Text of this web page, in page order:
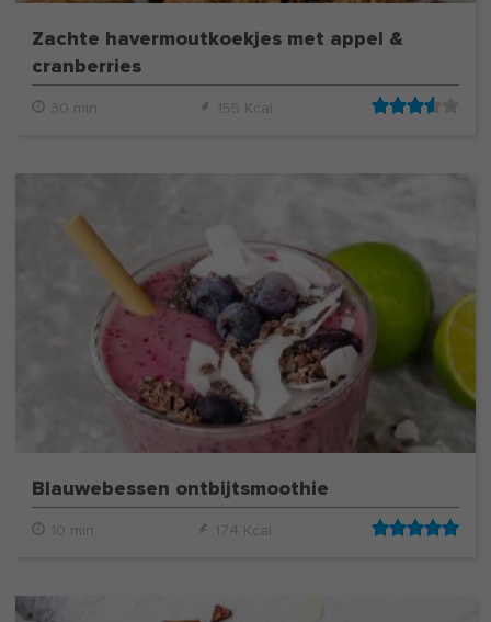
Zachte havermoutkoekjes met appel &
cranberries
30 min. 155 Kcal.
Blauwebessen ontbijtsmoothie
10 min. 174 Kcal.